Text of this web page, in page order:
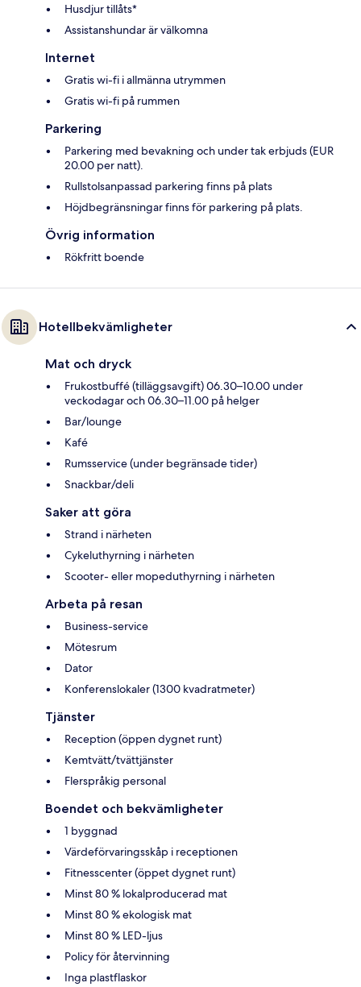
Husdjur tillåts*
Assistanshundar är välkomna
Internet
Gratis wi-fi i allmänna utrymmen
Gratis wi-fi på rummen
Parkering
Parkering med bevakning och under tak erbjuds (EUR
20.00 per natt).
Rullstolsanpassad parkering finns på plats
Höjdbegränsningar finns för parkering på plats.
Övrig information
Rökfritt boende
Hotellbekvämligheter
Mat och dryck
Frukostbuffé (tilläggsavgift) 06.30–10.00 under
veckodagar och 06.30–11.00 på helger
Bar/lounge
Kafé
Rumsservice (under begränsade tider)
Snackbar/deli
Saker att göra
Strand i närheten
Cykeluthyrning i närheten
Scooter- eller mopeduthyrning i närheten
Arbeta på resan
Business-service
Mötesrum
Dator
Konferenslokaler (1300 kvadratmeter)
Tjänster
Reception (öppen dygnet runt)
Kemtvätt/tvättjänster
Flerspråkig personal
Boendet och bekvämligheter
1 byggnad
Värdeförvaringsskåp i receptionen
Fitnesscenter (öppet dygnet runt)
Minst 80 % lokalproducerad mat
Minst 80 % ekologisk mat
Minst 80 % LED-ljus
Policy för återvinning
Inga plastflaskor